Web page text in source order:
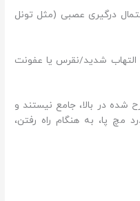
درگیری عصبی (مثل تونل
شدید/نقرس یا عفونت
شده در بالا، جامع نیستند و
مچ پا، به هنگام راه رفتن،